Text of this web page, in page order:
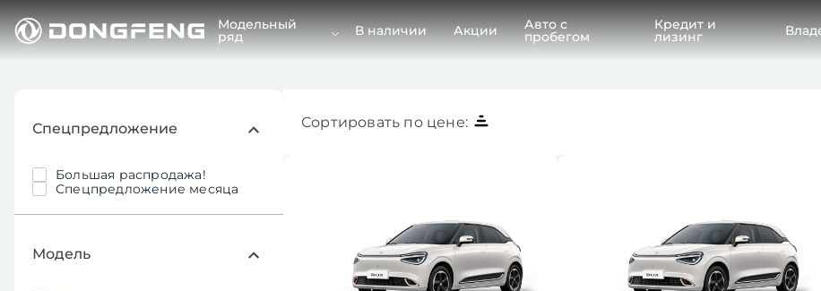
Модельный
ряд В наличии Акции Авто с
пробегом
Кредит и
лизинг
Спецпредложение
Большая распродажа!
Спецпредложение месяца
Модель
Сортировать по цене: